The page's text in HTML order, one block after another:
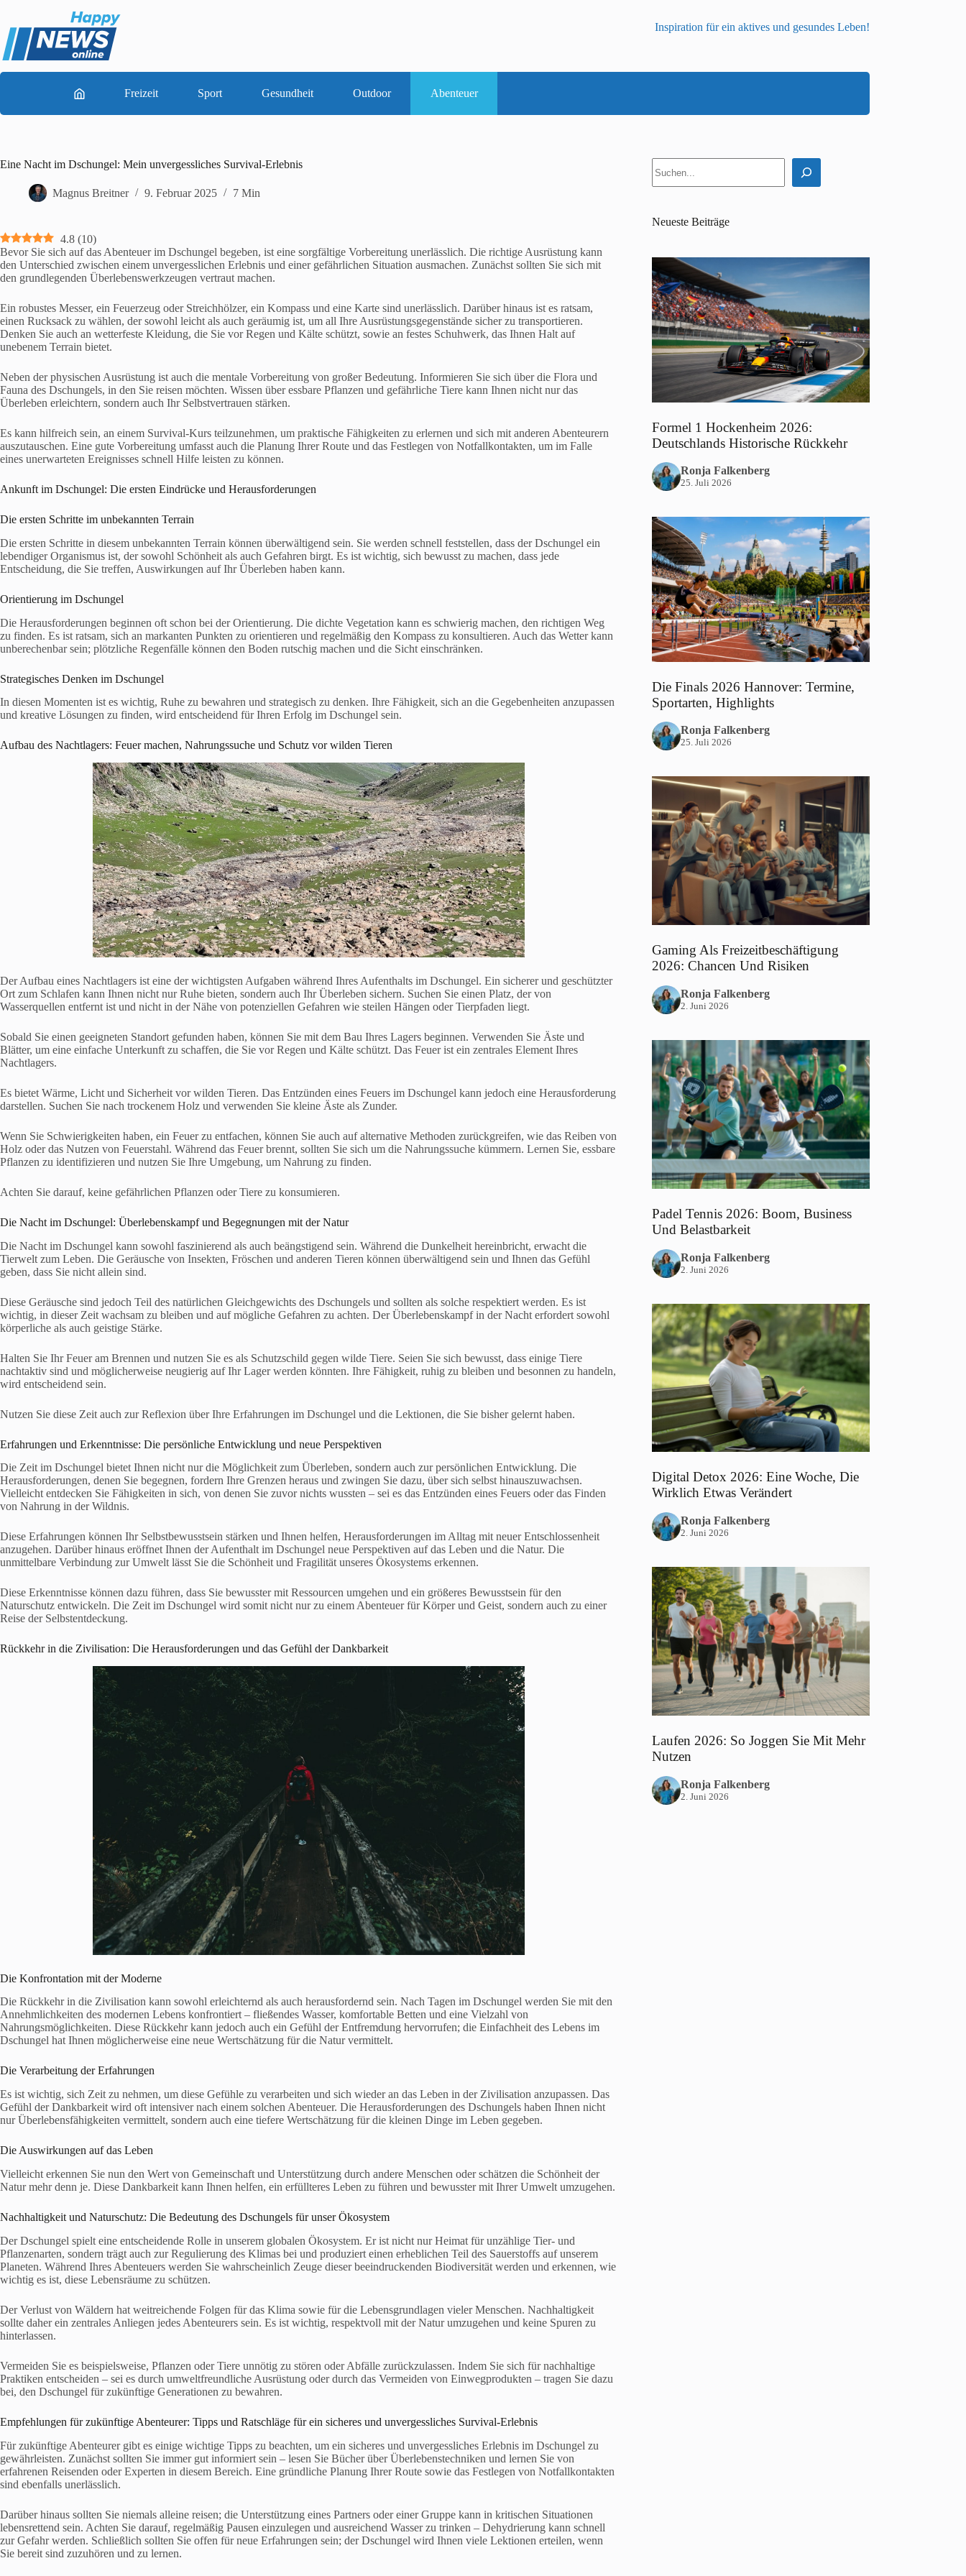
springen
Inspiration für ein aktives und gesundes Leben!
Freizeit Sport Gesundheit Outdoor Abenteuer
Eine Nacht im Dschungel: Mein unvergessliches Survival-Erlebnis
Magnus Breitner 9. Februar 2025 7 Min
4.8 (10)
Bevor Sie sich auf das Abenteuer im Dschungel begeben, ist eine sorgfältige Vorbereitung unerlässlich. Die richtige Ausrüstung kann
den Unterschied zwischen einem unvergesslichen Erlebnis und einer gefährlichen Situation ausmachen. Zunächst sollten Sie sich mit
den grundlegenden Überlebenswerkzeugen vertraut machen.
Ein robustes Messer, ein Feuerzeug oder Streichhölzer, ein Kompass und eine Karte sind unerlässlich. Darüber hinaus ist es ratsam,
einen Rucksack zu wählen, der sowohl leicht als auch geräumig ist, um all Ihre Ausrüstungsgegenstände sicher zu transportieren.
Denken Sie auch an wetterfeste Kleidung, die Sie vor Regen und Kälte schützt, sowie an festes Schuhwerk, das Ihnen Halt auf
unebenem Terrain bietet.
Neben der physischen Ausrüstung ist auch die mentale Vorbereitung von großer Bedeutung. Informieren Sie sich über die Flora und
Fauna des Dschungels, in den Sie reisen möchten. Wissen über essbare Pflanzen und gefährliche Tiere kann Ihnen nicht nur das
Überleben erleichtern, sondern auch Ihr Selbstvertrauen stärken.
Es kann hilfreich sein, an einem Survival-Kurs teilzunehmen, um praktische Fähigkeiten zu erlernen und sich mit anderen Abenteurern
auszutauschen. Eine gute Vorbereitung umfasst auch die Planung Ihrer Route und das Festlegen von Notfallkontakten, um im Falle
eines unerwarteten Ereignisses schnell Hilfe leisten zu können.
Ankunft im Dschungel: Die ersten Eindrücke und Herausforderungen
Die ersten Schritte im unbekannten Terrain
Die ersten Schritte in diesem unbekannten Terrain können überwältigend sein. Sie werden schnell feststellen, dass der Dschungel ein
lebendiger Organismus ist, der sowohl Schönheit als auch Gefahren birgt. Es ist wichtig, sich bewusst zu machen, dass jede
Entscheidung, die Sie treffen, Auswirkungen auf Ihr Überleben haben kann.
Orientierung im Dschungel
Die Herausforderungen beginnen oft schon bei der Orientierung. Die dichte Vegetation kann es schwierig machen, den richtigen Weg
zu finden. Es ist ratsam, sich an markanten Punkten zu orientieren und regelmäßig den Kompass zu konsultieren. Auch das Wetter kann
unberechenbar sein; plötzliche Regenfälle können den Boden rutschig machen und die Sicht einschränken.
Strategisches Denken im Dschungel
In diesen Momenten ist es wichtig, Ruhe zu bewahren und strategisch zu denken. Ihre Fähigkeit, sich an die Gegebenheiten anzupassen
und kreative Lösungen zu finden, wird entscheidend für Ihren Erfolg im Dschungel sein.
Aufbau des Nachtlagers: Feuer machen, Nahrungssuche und Schutz vor wilden Tieren
Der Aufbau eines Nachtlagers ist eine der wichtigsten Aufgaben während Ihres Aufenthalts im Dschungel. Ein sicherer und geschützter
Ort zum Schlafen kann Ihnen nicht nur Ruhe bieten, sondern auch Ihr Überleben sichern. Suchen Sie einen Platz, der von
Wasserquellen entfernt ist und nicht in der Nähe von potenziellen Gefahren wie steilen Hängen oder Tierpfaden liegt.
Sobald Sie einen geeigneten Standort gefunden haben, können Sie mit dem Bau Ihres Lagers beginnen. Verwenden Sie Äste und
Blätter, um eine einfache Unterkunft zu schaffen, die Sie vor Regen und Kälte schützt. Das Feuer ist ein zentrales Element Ihres
Nachtlagers.
Es bietet Wärme, Licht und Sicherheit vor wilden Tieren. Das Entzünden eines Feuers im Dschungel kann jedoch eine Herausforderung
darstellen. Suchen Sie nach trockenem Holz und verwenden Sie kleine Äste als Zunder.
Wenn Sie Schwierigkeiten haben, ein Feuer zu entfachen, können Sie auch auf alternative Methoden zurückgreifen, wie das Reiben von
Holz oder das Nutzen von Feuerstahl. Während das Feuer brennt, sollten Sie sich um die Nahrungssuche kümmern. Lernen Sie, essbare
Pflanzen zu identifizieren und nutzen Sie Ihre Umgebung, um Nahrung zu finden.
Achten Sie darauf, keine gefährlichen Pflanzen oder Tiere zu konsumieren.
Die Nacht im Dschungel: Überlebenskampf und Begegnungen mit der Natur
Die Nacht im Dschungel kann sowohl faszinierend als auch beängstigend sein. Während die Dunkelheit hereinbricht, erwacht die
Tierwelt zum Leben. Die Geräusche von Insekten, Fröschen und anderen Tieren können überwältigend sein und Ihnen das Gefühl
geben, dass Sie nicht allein sind.
Diese Geräusche sind jedoch Teil des natürlichen Gleichgewichts des Dschungels und sollten als solche respektiert werden. Es ist
wichtig, in dieser Zeit wachsam zu bleiben und auf mögliche Gefahren zu achten. Der Überlebenskampf in der Nacht erfordert sowohl
körperliche als auch geistige Stärke.
Halten Sie Ihr Feuer am Brennen und nutzen Sie es als Schutzschild gegen wilde Tiere. Seien Sie sich bewusst, dass einige Tiere
nachtaktiv sind und möglicherweise neugierig auf Ihr Lager werden könnten. Ihre Fähigkeit, ruhig zu bleiben und besonnen zu handeln,
wird entscheidend sein.
Nutzen Sie diese Zeit auch zur Reflexion über Ihre Erfahrungen im Dschungel und die Lektionen, die Sie bisher gelernt haben.
Erfahrungen und Erkenntnisse: Die persönliche Entwicklung und neue Perspektiven
Die Zeit im Dschungel bietet Ihnen nicht nur die Möglichkeit zum Überleben, sondern auch zur persönlichen Entwicklung. Die
Herausforderungen, denen Sie begegnen, fordern Ihre Grenzen heraus und zwingen Sie dazu, über sich selbst hinauszuwachsen.
Vielleicht entdecken Sie Fähigkeiten in sich, von denen Sie zuvor nichts wussten – sei es das Entzünden eines Feuers oder das Finden
von Nahrung in der Wildnis.
Diese Erfahrungen können Ihr Selbstbewusstsein stärken und Ihnen helfen, Herausforderungen im Alltag mit neuer Entschlossenheit
anzugehen. Darüber hinaus eröffnet Ihnen der Aufenthalt im Dschungel neue Perspektiven auf das Leben und die Natur. Die
unmittelbare Verbindung zur Umwelt lässt Sie die Schönheit und Fragilität unseres Ökosystems erkennen.
Diese Erkenntnisse können dazu führen, dass Sie bewusster mit Ressourcen umgehen und ein größeres Bewusstsein für den
Naturschutz entwickeln. Die Zeit im Dschungel wird somit nicht nur zu einem Abenteuer für Körper und Geist, sondern auch zu einer
Reise der Selbstentdeckung.
Rückkehr in die Zivilisation: Die Herausforderungen und das Gefühl der Dankbarkeit
Die Konfrontation mit der Moderne
Die Rückkehr in die Zivilisation kann sowohl erleichternd als auch herausfordernd sein. Nach Tagen im Dschungel werden Sie mit den
Annehmlichkeiten des modernen Lebens konfrontiert – fließendes Wasser, komfortable Betten und eine Vielzahl von
Nahrungsmöglichkeiten. Diese Rückkehr kann jedoch auch ein Gefühl der Entfremdung hervorrufen; die Einfachheit des Lebens im
Dschungel hat Ihnen möglicherweise eine neue Wertschätzung für die Natur vermittelt.
Die Verarbeitung der Erfahrungen
Es ist wichtig, sich Zeit zu nehmen, um diese Gefühle zu verarbeiten und sich wieder an das Leben in der Zivilisation anzupassen. Das
Gefühl der Dankbarkeit wird oft intensiver nach einem solchen Abenteuer. Die Herausforderungen des Dschungels haben Ihnen nicht
nur Überlebensfähigkeiten vermittelt, sondern auch eine tiefere Wertschätzung für die kleinen Dinge im Leben gegeben.
Die Auswirkungen auf das Leben
Vielleicht erkennen Sie nun den Wert von Gemeinschaft und Unterstützung durch andere Menschen oder schätzen die Schönheit der
Natur mehr denn je. Diese Dankbarkeit kann Ihnen helfen, ein erfüllteres Leben zu führen und bewusster mit Ihrer Umwelt umzugehen.
Nachhaltigkeit und Naturschutz: Die Bedeutung des Dschungels für unser Ökosystem
Der Dschungel spielt eine entscheidende Rolle in unserem globalen Ökosystem. Er ist nicht nur Heimat für unzählige Tier- und
Pflanzenarten, sondern trägt auch zur Regulierung des Klimas bei und produziert einen erheblichen Teil des Sauerstoffs auf unserem
Planeten. Während Ihres Abenteuers werden Sie wahrscheinlich Zeuge dieser beeindruckenden Biodiversität werden und erkennen, wie
wichtig es ist, diese Lebensräume zu schützen.
Der Verlust von Wäldern hat weitreichende Folgen für das Klima sowie für die Lebensgrundlagen vieler Menschen. Nachhaltigkeit
sollte daher ein zentrales Anliegen jedes Abenteurers sein. Es ist wichtig, respektvoll mit der Natur umzugehen und keine Spuren zu
hinterlassen.
Vermeiden Sie es beispielsweise, Pflanzen oder Tiere unnötig zu stören oder Abfälle zurückzulassen. Indem Sie sich für nachhaltige
Praktiken entscheiden – sei es durch umweltfreundliche Ausrüstung oder durch das Vermeiden von Einwegprodukten – tragen Sie dazu
bei, den Dschungel für zukünftige Generationen zu bewahren.
Empfehlungen für zukünftige Abenteurer: Tipps und Ratschläge für ein sicheres und unvergessliches Survival-Erlebnis
Für zukünftige Abenteurer gibt es einige wichtige Tipps zu beachten, um ein sicheres und unvergessliches Erlebnis im Dschungel zu
gewährleisten. Zunächst sollten Sie immer gut informiert sein – lesen Sie Bücher über Überlebenstechniken und lernen Sie von
erfahrenen Reisenden oder Experten in diesem Bereich. Eine gründliche Planung Ihrer Route sowie das Festlegen von Notfallkontakten
sind ebenfalls unerlässlich.
Darüber hinaus sollten Sie niemals alleine reisen; die Unterstützung eines Partners oder einer Gruppe kann in kritischen Situationen
lebensrettend sein. Achten Sie darauf, regelmäßig Pausen einzulegen und ausreichend Wasser zu trinken – Dehydrierung kann schnell
zur Gefahr werden. Schließlich sollten Sie offen für neue Erfahrungen sein; der Dschungel wird Ihnen viele Lektionen erteilen, wenn
Sie bereit sind zuzuhören und zu lernen.
Neueste Beiträge
Formel 1 Hockenheim 2026:
Deutschlands Historische Rückkehr
Ronja Falkenberg
25. Juli 2026
Die Finals 2026 Hannover: Termine,
Sportarten, Highlights
Ronja Falkenberg
25. Juli 2026
Gaming Als Freizeitbeschäftigung
2026: Chancen Und Risiken
Ronja Falkenberg
2. Juni 2026
Padel Tennis 2026: Boom, Business
Und Belastbarkeit
Ronja Falkenberg
2. Juni 2026
Digital Detox 2026: Eine Woche, Die
Wirklich Etwas Verändert
Ronja Falkenberg
2. Juni 2026
Laufen 2026: So Joggen Sie Mit Mehr
Nutzen
Ronja Falkenberg
2. Juni 2026